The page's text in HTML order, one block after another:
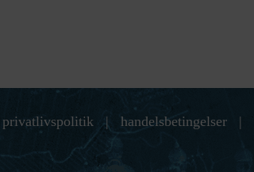
privatlivspolitik | handelsbetingelser |